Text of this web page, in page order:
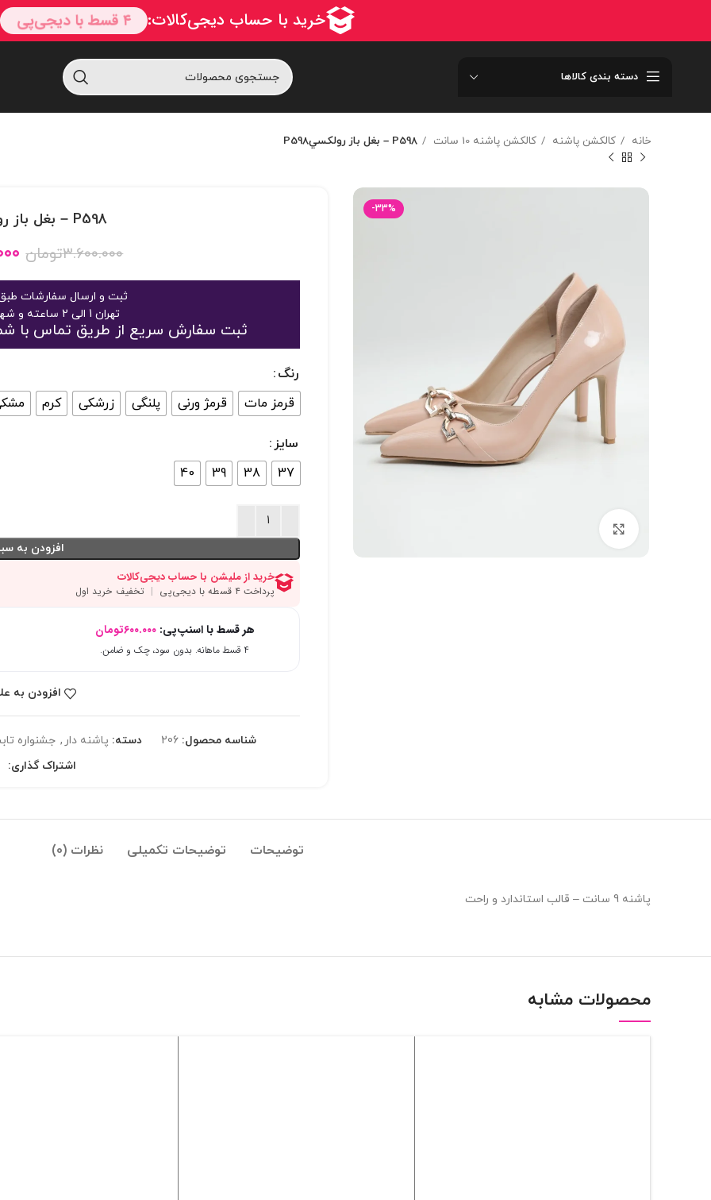
دسته بندی کالاها
خانه کالکشن پاشنه کالکشن پاشنه 10 سانت P598 – بغل باز رولکسيP598
-33%
P598 – بغل باز رولکسيP598
۳.۶۰۰.۰۰۰تومان
ثبت و ارسال سفارشات
تهران 1 الی 2 ساعته و شهرستان 2 الی 3 روز
ثبت سفارش سریع از طریق تماس با شماره 09125048916 یا
رنگ
قرمز مات
قرمژ ورنی پلنگی زرشکی کرم
سایز
37
38
39
40
افزودن به
هر قسط با اسنپ‌پی:۶۰۰.۰۰۰تومان
۴ قسط ماهانه. بدون سود، چک و ضامن.
افزودن به
شناسه محصول:206 دسته: پاشنه دار , جشنواره
اشتراک گذاری:
توضیحات توضیحات تکمیلی نظرات (0)
پاشنه 9 سانت – قالب استاندارد و راحت
محصولات مشابه